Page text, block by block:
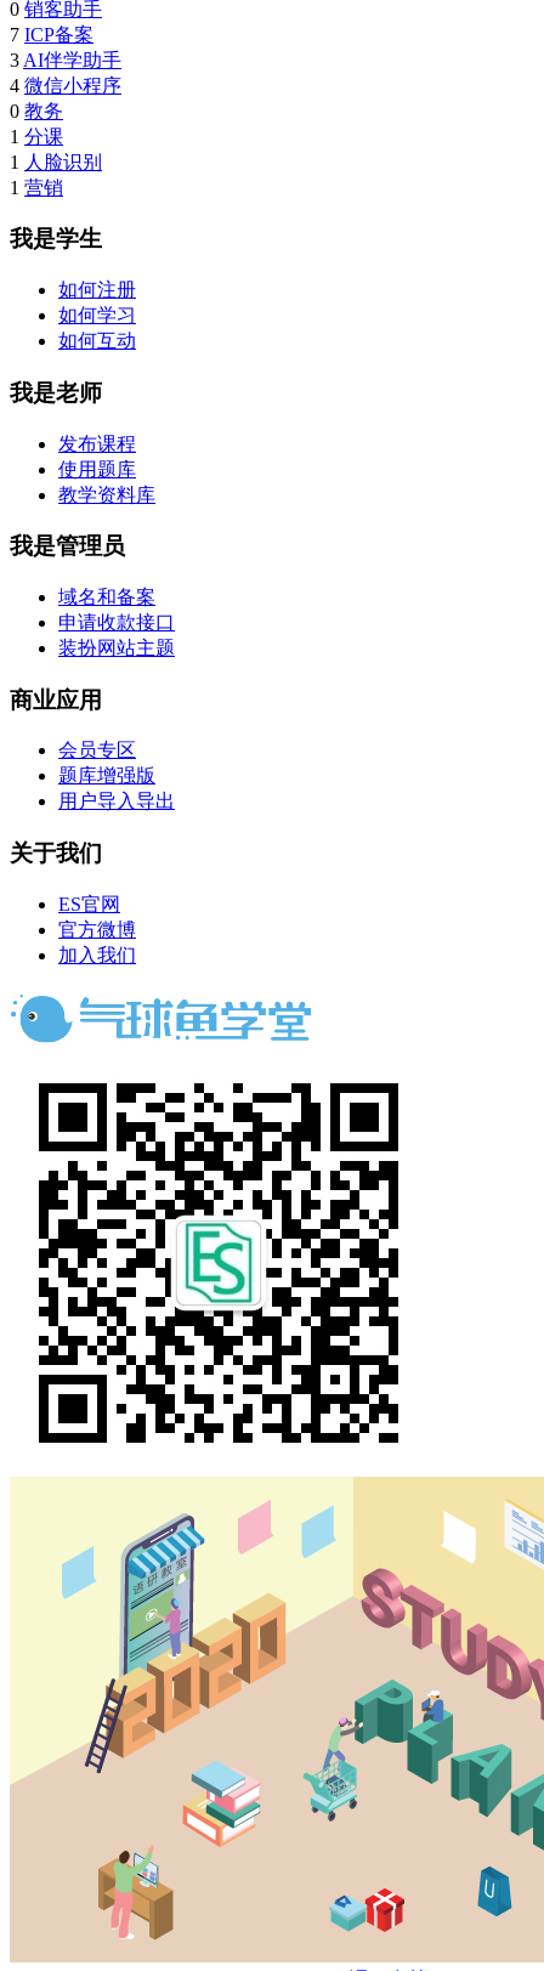
0 销客助手
7 ICP备案
3 AI伴学助手
4 微信小程序
0 教务
1 分课
1 人脸识别
1 营销
我是学生
如何注册
如何学习
如何互动
我是老师
发布课程
使用题库
教学资料库
我是管理员
域名和备案
申请收款接口
装扮网站主题
商业应用
会员专区
题库增强版
用户导入导出
关于我们
ES官网
官方微博
加入我们